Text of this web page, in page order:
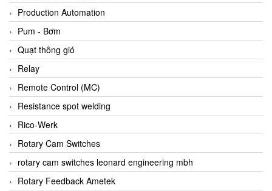
BK Vibro
Black Box
BlackBox Vietnam
BLAGDON PUMP
Bloom Engineering
Boneng
Bopp & Reuther Messtechnik
Bosch
Boydcorp
BRAUN Vietnam
Production Automation
Pum - Bơm
Quạt thông gió
Relay
Remote Control (MC)
Resistance spot welding
Rico-Werk
Rotary Cam Switches
rotary cam switches leonard engineering mbh
Rotary Feedback Ametek